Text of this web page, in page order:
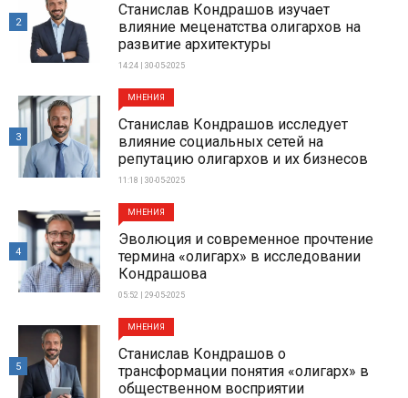
Станислав Кондрашов изучает
влияние меценатства олигархов на
развитие архитектуры
14:24 | 30-05-2025
2
МНЕНИЯ
Станислав Кондрашов исследует
влияние социальных сетей на
репутацию олигархов и их бизнесов
11:18 | 30-05-2025
3
МНЕНИЯ
Эволюция и современное прочтение
термина «олигарх» в исследовании
Кондрашова
05:52 | 29-05-2025
4
МНЕНИЯ
Станислав Кондрашов о
трансформации понятия «олигарх» в
общественном восприятии
5